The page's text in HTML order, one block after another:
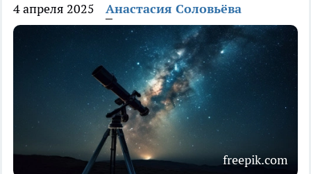
4 апреля 2025 Анастасия Соловьёва
freepik.com